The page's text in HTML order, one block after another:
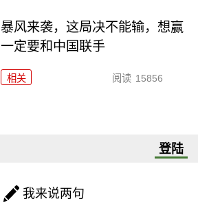
暴风来袭，这局决不能输，想赢
一定要和中国联手
相关 阅读 15856
登陆
我来说两句